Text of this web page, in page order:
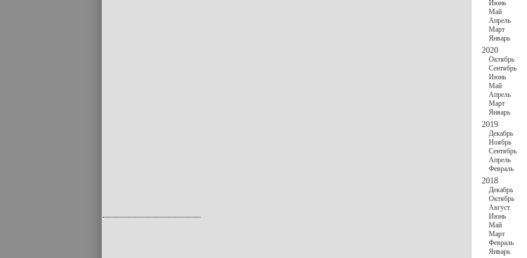
Июнь
Май
Апрель
Март
Январь
2020
Октябрь
Сентябрь
Июнь
Май
Апрель
Март
Январь
2019
Декабрь
Ноябрь
Сентябрь
Апрель
Февраль
2018
Декабрь
Октябрь
Август
Июнь
Май
Март
Февраль
Январь